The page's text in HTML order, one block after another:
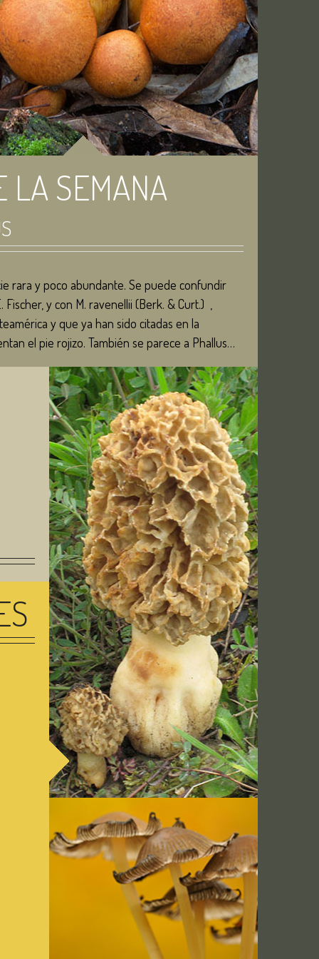
LA SEMANA
rara y poco abundante. Se puede confundir
y con M. ravenellii (Berk. & Curt.) ,
y que ya han sido citadas en la
el pie rojizo. También se parece a Phallus
pie. Existe controversia con algunos
del basidioma perforado y a los cuales se ha
Maffert, debiéndose realizar análisis
de diferentes especies o son solamente formas
descargar la ficha de esta especie en el